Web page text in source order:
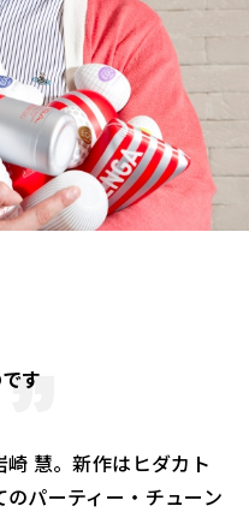
す
慧。新作はヒダカト
パーティー・チューン